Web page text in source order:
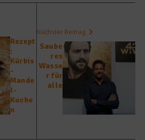
Rezept
:
Kürbis
-
Mande
l-
Kuche
n
Nächster Beitrag
Saube
res
Wasse
r für
alle